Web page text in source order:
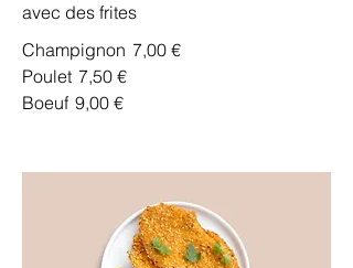
avec des frites
Champignon 7,00 €
Poulet 7,50 €
Boeuf 9,00 €